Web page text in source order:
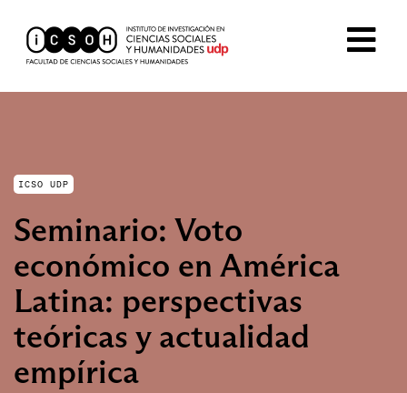
ICSO UDP
Seminario: Voto
económico en América
Latina: perspectivas
teóricas y actualidad
empírica